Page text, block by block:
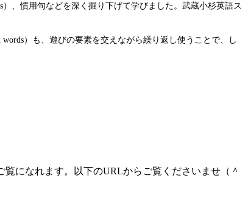
、慣用句などを深く掘り下げて学びました。武蔵小杉英語ス
）も、遊びの要素を交えながら繰り返し使うことで、し
覧になれます。以下のURLからご覧くださいませ（＾